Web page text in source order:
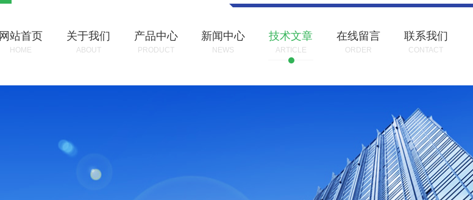
网站首页
HOME
关于我们
ABOUT
产品中心
PRODUCT
新闻中心
NEWS
技术文章
ARTICLE
在线留言
ORDER
联系我们
CONTACT